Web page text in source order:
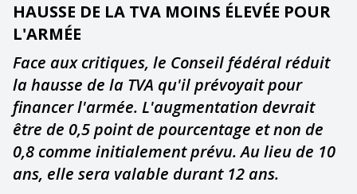
HAUSSE DE LA TVA MOINS ÉLEVÉE POUR
L'ARMÉE
Face aux critiques, le Conseil fédéral réduit
la hausse de la TVA qu'il prévoyait pour
financer l'armée. L'augmentation devrait
être de 0,5 point de pourcentage et non de
0,8 comme initialement prévu. Au lieu de 10
ans, elle sera valable durant 12 ans.